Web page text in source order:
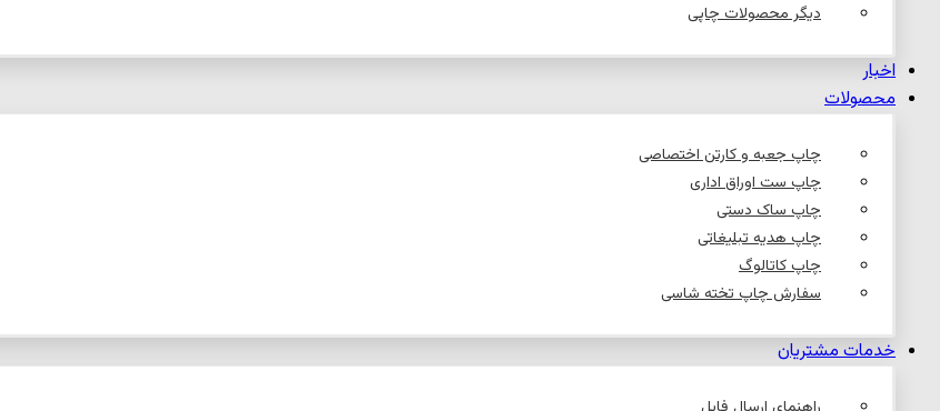
دیگر محصولات چاپی
اخبار
محصولات
چاپ جعبه و کارتن اختصاصی
چاپ ست اوراق اداری
چاپ ساک دستی
چاپ هدیه تبلیغاتی
چاپ کاتالوگ
سفارش چاپ تخته شاسی
خدمات مشتریان